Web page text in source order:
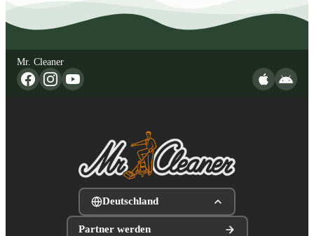
Mr. Cleaner
Deutschland
Partner werden